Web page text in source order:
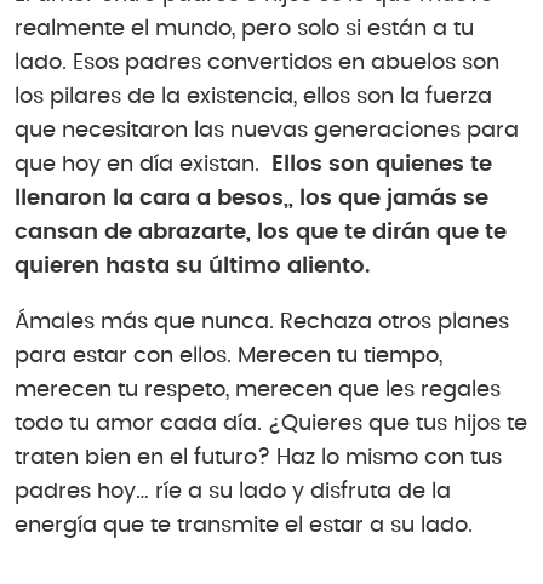
realmente el mundo, pero solo si están a tu
lado. Esos padres convertidos en abuelos son
los pilares de la existencia, ellos son la fuerza
que necesitaron las nuevas generaciones para
que hoy en día existan.
Ellos son quienes te
llenaron la cara a besos,, los que jamás se
cansan de abrazarte, los que te dirán que te
quieren hasta su último aliento.
Ámales más que nunca. Rechaza otros planes
para estar con ellos. Merecen tu tiempo,
merecen tu respeto, merecen que les regales
todo tu amor cada día. ¿Quieres que tus hijos te
traten bien en el futuro? Haz lo mismo con tus
padres hoy… ríe a su lado y disfruta de la
energía que te transmite el estar a su lado.